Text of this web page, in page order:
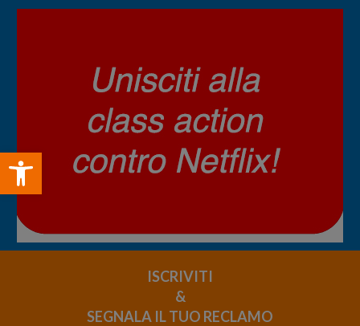
Open toolbar
ISCRIVITI
&
SEGNALA IL TUO RECLAMO